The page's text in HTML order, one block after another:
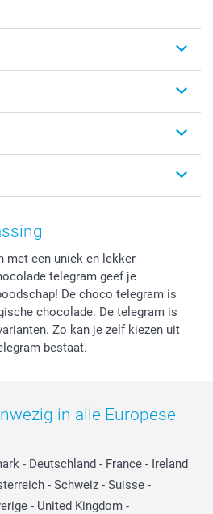
met een uniek en lekker
telegram geef je
De choco telegram is
chocolade. De telegram is
Zo kan je zelf kiezen uit
bestaat.
in alle Europese
- Deutschland - France - Ireland
- Schweiz - Suisse -
- United Kingdom -